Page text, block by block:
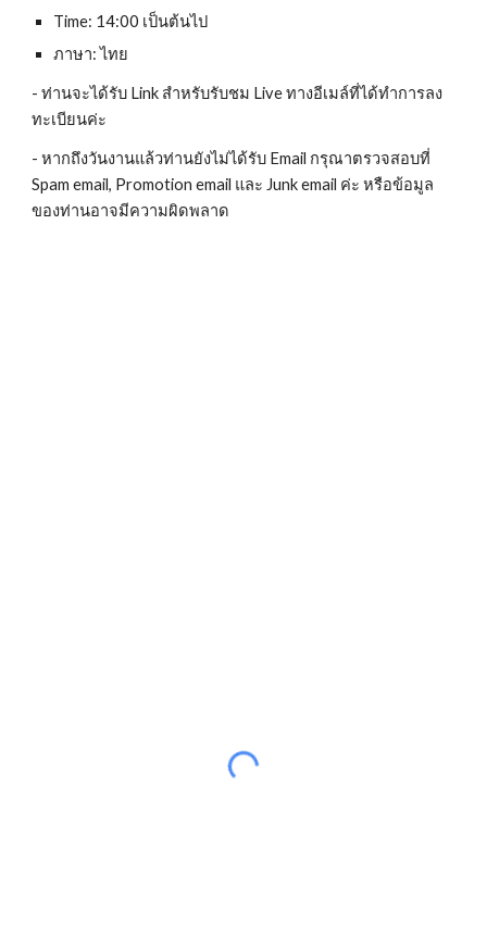
Time: 14:00 เป็นต้นไป
ภาษา: ไทย
- ท่านจะได้รับ Link สำหรับรับชม Live ทางอีเมล์ที่ได้ทำการลง
ทะเบียนค่ะ
- หากถึงวันงานแล้วท่านยังไม่ได้รับ Email กรุณาตรวจสอบที่
Spam email, Promotion email และ Junk email ค่ะ หรือข้อมูล
ของท่านอาจมีความผิดพลาด